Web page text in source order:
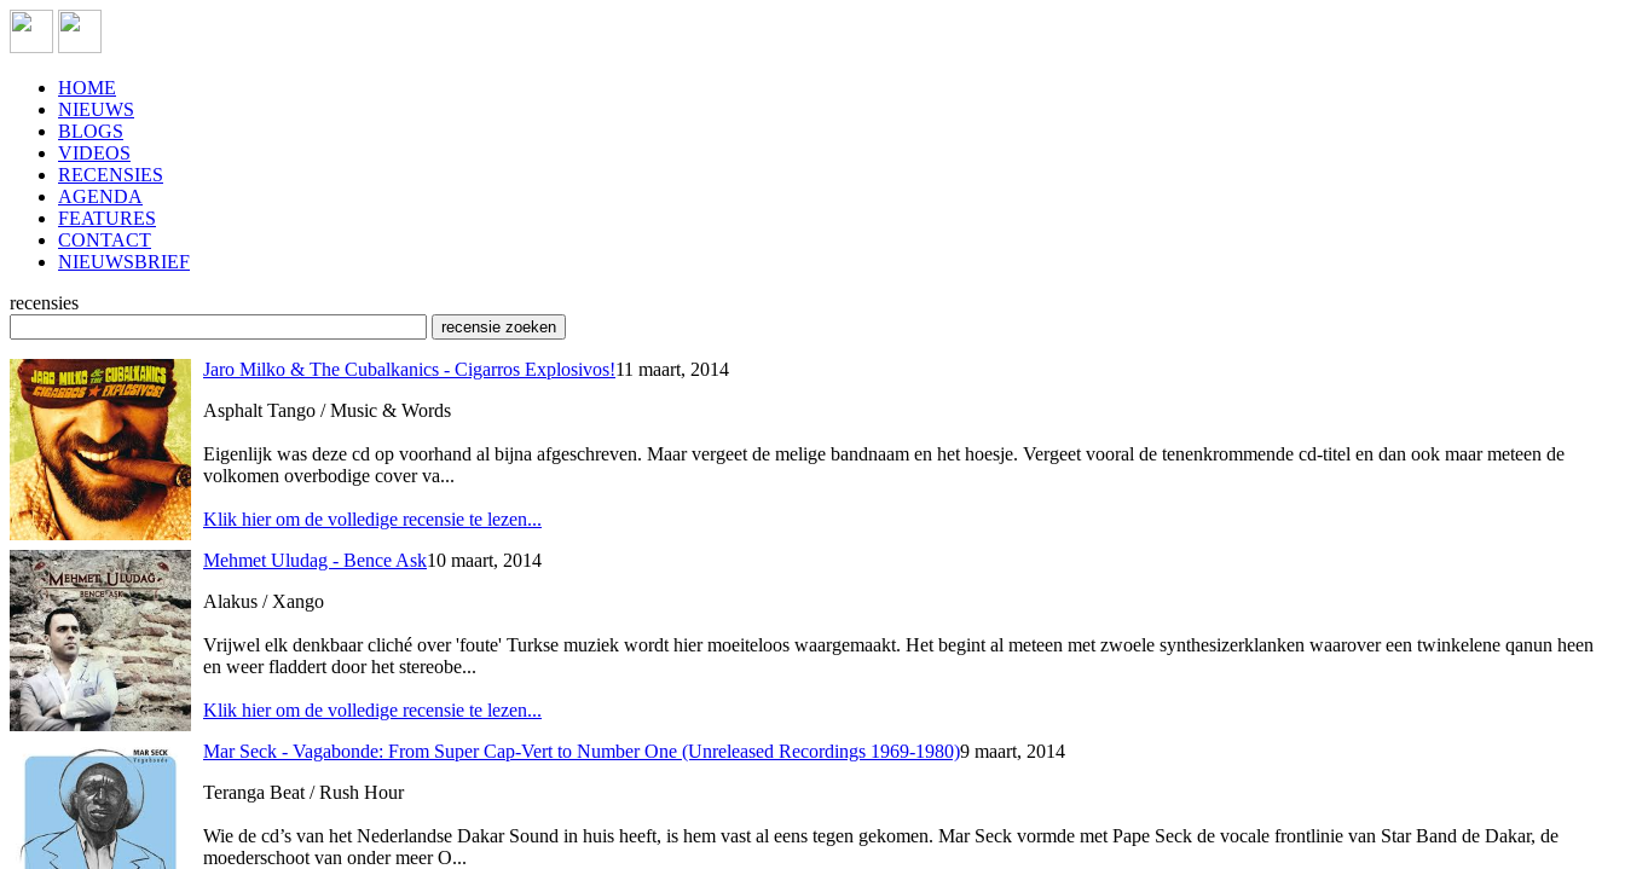
HOME
NIEUWS
BLOGS
VIDEOS
RECENSIES
AGENDA
FEATURES
CONTACT
NIEUWSBRIEF
recensies
Jaro Milko & The Cubalkanics - Cigarros Explosivos!11 maart, 2014
Asphalt Tango / Music & Words
Eigenlijk was deze cd op voorhand al bijna afgeschreven. Maar vergeet de melige bandnaam en het hoesje. Vergeet vooral de tenenkrommende cd-titel en dan ook maar meteen de
volkomen overbodige cover va...
Klik hier om de volledige recensie te lezen...
Mehmet Uludag - Bence Ask10 maart, 2014
Alakus / Xango
Vrijwel elk denkbaar cliché over 'foute' Turkse muziek wordt hier moeiteloos waargemaakt. Het begint al meteen met zwoele synthesizerklanken waarover een twinkelene qanun heen
en weer fladdert door het stereobe...
Klik hier om de volledige recensie te lezen...
Mar Seck - Vagabonde: From Super Cap-Vert to Number One (Unreleased Recordings 1969-1980)9 maart, 2014
Teranga Beat / Rush Hour
Wie de cd’s van het Nederlandse Dakar Sound in huis heeft, is hem vast al eens tegen gekomen. Mar Seck vormde met Pape Seck de vocale frontlinie van Star Band de Dakar, de
moederschoot van onder meer O...